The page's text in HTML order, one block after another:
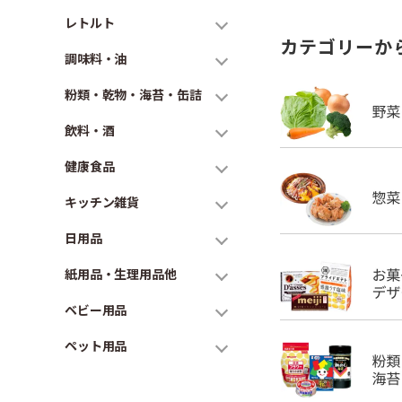
レトルト
調味料・油
粉類・乾物・海苔・缶詰
飲料・酒
健康食品
キッチン雑貨
日用品
紙用品・生理用品他
ベビー用品
ペット用品
カテゴリーか